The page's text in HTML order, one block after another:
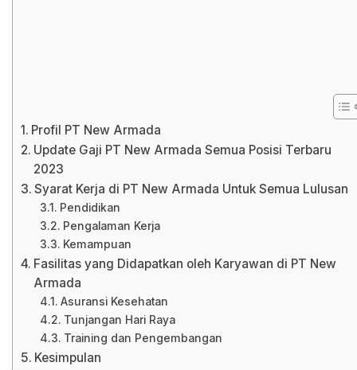
Profil PT New Armada
Update Gaji PT New Armada Semua Posisi Terbaru
2023
Syarat Kerja di PT New Armada Untuk Semua Lulusan
Pendidikan
Pengalaman Kerja
Kemampuan
Fasilitas yang Didapatkan oleh Karyawan di PT New
Armada
Asuransi Kesehatan
Tunjangan Hari Raya
Training dan Pengembangan
Kesimpulan